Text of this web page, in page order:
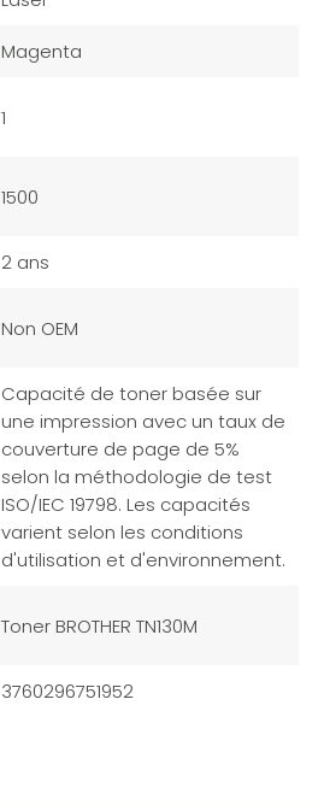
Magenta
1
1500
2 ans
Non OEM
Capacité de toner basée sur
une impression avec un taux de
couverture de page de 5%
selon la méthodologie de test
ISO/IEC 19798. Les capacités
varient selon les conditions
d'utilisation et d'environnement.
Toner BROTHER TN130M
3760296751952